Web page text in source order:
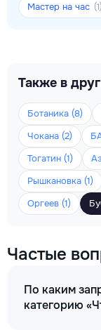
Мастер на час (1)
Также в
Ботаника (8)
Чокана (2)
Тогатин (1)
Рышкановка (1)
Оргеев (1)
Частые
По каким
категорию